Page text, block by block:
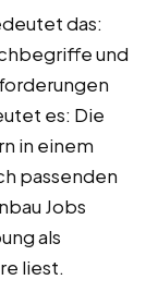
das:
und
es: Die
in einem
passenden
Jobs
als
liest.